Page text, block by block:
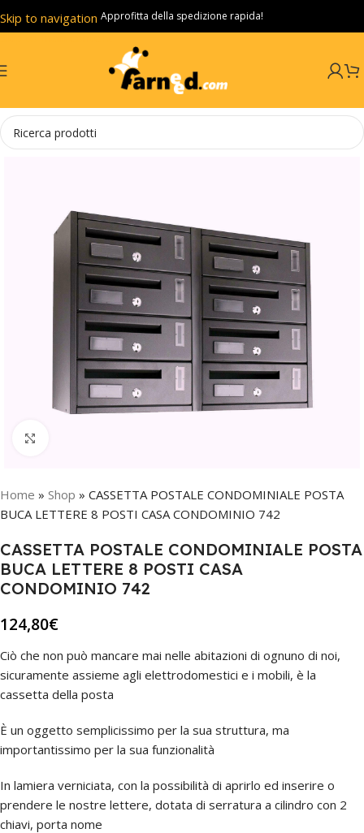
Skip to navigation
Skip to main content
Approfitta della spedizione rapida!
Home » Shop » CASSETTA POSTALE CONDOMINIALE POSTA
BUCA LETTERE 8 POSTI CASA CONDOMINIO 742
CASSETTA POSTALE CONDOMINIALE POSTA
BUCA LETTERE 8 POSTI CASA
CONDOMINIO 742
124,80€
Ciò che non può mancare mai nelle abitazioni di ognuno di noi,
sicuramente assieme agli elettrodomestici e i mobili, è la
cassetta della posta
È un oggetto semplicissimo per la sua struttura, ma
importantissimo per la sua funzionalità
In lamiera verniciata, con la possibilità di aprirlo ed inserire o
prendere le nostre lettere, dotata di serratura a cilindro con 2
chiavi, porta nome